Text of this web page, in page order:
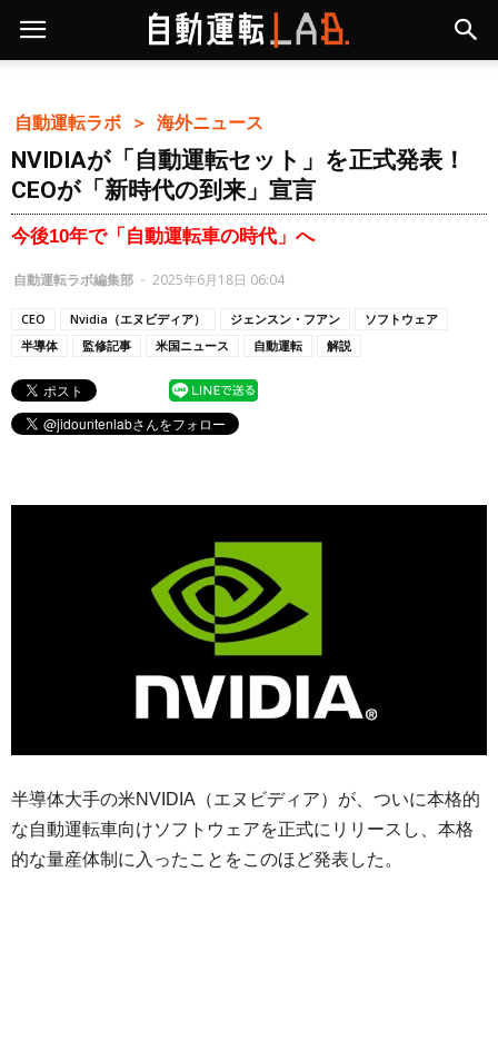
自動運転ラボ ＞ 海外ニュース
NVIDIAが「自動運転セット」を正式発表！
CEOが「新時代の到来」宣言
今後10年で「自動運転車の時代」へ
自動運転ラボ編集部 - 2025年6月18日 06:04
CEO Nvidia（エヌビディア） ジェンスン・フアン
ソフトウェア
半導体
監修記事 米国ニュース 自動運転 解説
半導体大手の米NVIDIA（エヌビディア）が、ついに本格的
な自動運転車向けソフトウェアを正式にリリースし、本格
的な量産体制に入ったことをこのほど発表した。